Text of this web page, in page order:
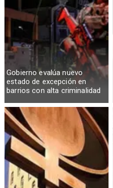
Gobierno evalúa nuevo
estado de excepción en
barrios con alta criminalidad